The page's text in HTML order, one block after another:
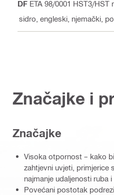
PDF ETA 98/0001 HST3/HST
o sidro , engleski, njemački,
Značajke i
Značajke
Visoka otpornost – kako
zahtjevni uvjeti, primjerice
najmanje udaljenosti ruba
Povećani postotak